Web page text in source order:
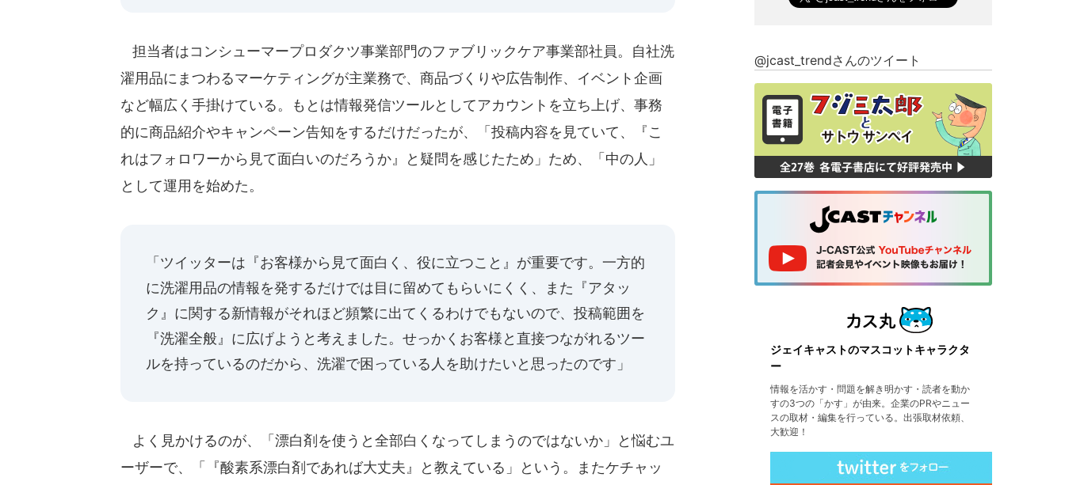
担当者はコンシューマープロダクツ事業部門のファブリックケア事業部社員。自社洗
濯用品にまつわるマーケティングが主業務で、商品づくりや広告制作、イベント企画
など幅広く手掛けている。もとは情報発信ツールとしてアカウントを立ち上げ、事務
的に商品紹介やキャンペーン告知をするだけだったが、「投稿内容を見ていて、『こ
れはフォロワーから見て面白いのだろうか』と疑問を感じたため」ため、「中の人」
として運用を始めた。
「ツイッターは『お客様から見て面白く、役に立つこと』が重要です。一方的
に洗濯用品の情報を発するだけでは目に留めてもらいにくく、また『アタッ
ク』に関する新情報がそれほど頻繁に出てくるわけでもないので、投稿範囲を
『洗濯全般』に広げようと考えました。せっかくお客様と直接つながれるツー
ルを持っているのだから、洗濯で困っている人を助けたいと思ったのです」
よく見かけるのが、「漂白剤を使うと全部白くなってしまうのではないか」と悩むユ
ーザーで、「『酸素系漂白剤であれば大丈夫』と教えている」という。またケチャッ
@jcast_trendさんのツイート
ジェイキャストのマスコットキャラクタ
ー
情報を活かす・問題を解き明かす・読者を動か
すの3つの「かす」が由来。企業のPRやニュー
スの取材・編集を行っている。出張取材依頼、
大歓迎！